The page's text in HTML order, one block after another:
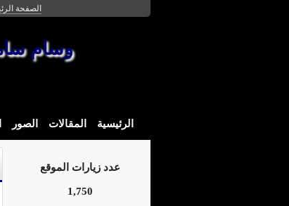
الصفحة
وسام
الرئيسية المقالات الصور
عدد زيارات الموقع
1,750